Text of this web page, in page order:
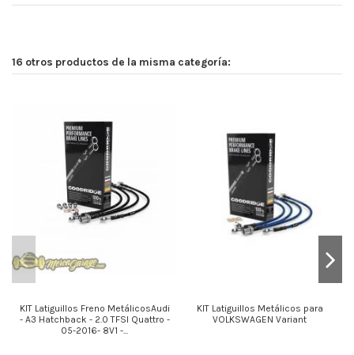
16 otros productos de la misma categoría:
KIT Latiguillos Freno MetálicosAudi
- A3 Hatchback - 2.0 TFSI Quattro -
05-2016- 8V1 -...
KIT Latiguillos Metálicos para
VOLKSWAGEN Variant